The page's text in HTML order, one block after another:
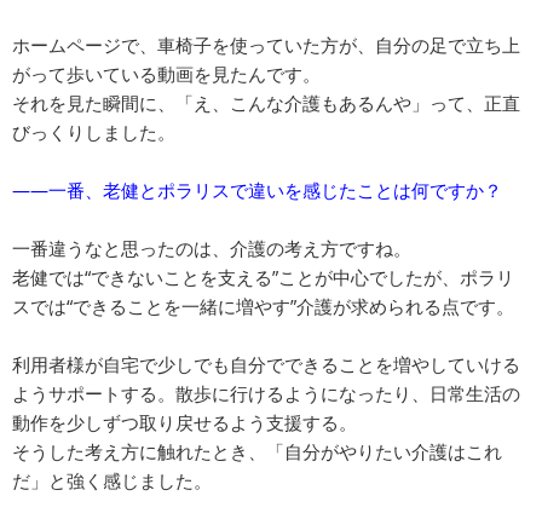
ホームページで、車椅子を使っていた方が、自分の足で立ち上
がって歩いている動画を見たんです。
それを見た瞬間に、「え、こんな介護もあるんや」って、正直
びっくりしました。
――一番、老健とポラリスで違いを感じたことは何ですか？
一番違うなと思ったのは、介護の考え方ですね。
老健では“できないことを支える”ことが中心でしたが、ポラリ
スでは“できることを一緒に増やす”介護が求められる点です。
利用者様が自宅で少しでも自分でできることを増やしていける
ようサポートする。散歩に行けるようになったり、日常生活の
動作を少しずつ取り戻せるよう支援する。
そうした考え方に触れたとき、「自分がやりたい介護はこれ
だ」と強く感じました。